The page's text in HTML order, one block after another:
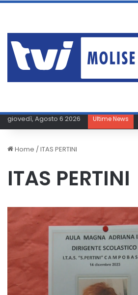
giovedì, Agosto 6 2026 Ultime News
Home /ITAS PERTINI
ITAS PERTINI